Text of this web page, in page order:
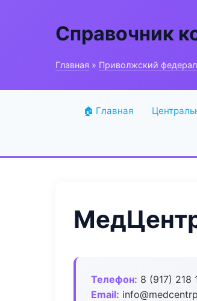
Справочник
Главная » Приволжский
🏠 Главная
Телефон: 8 (917) 218
Email: